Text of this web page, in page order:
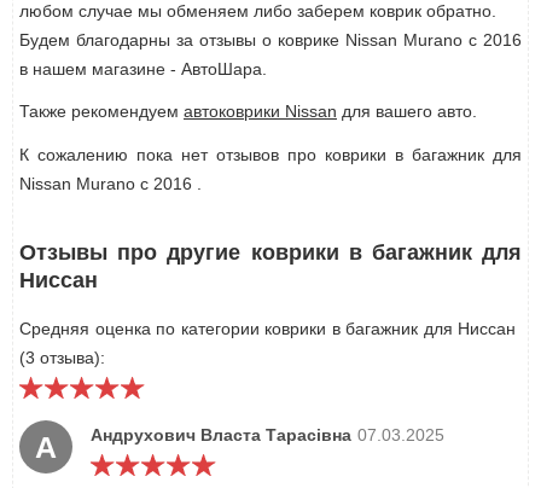
любом случае мы обменяем либо заберем коврик обратно.
Будем благодарны за отзывы о коврике Nissan Murano с 2016
в нашем магазине - АвтоШара.
Также рекомендуем автоковрики Nissan для вашего авто.
К сожалению пока нет отзывов про коврики в багажник для
Nissan Murano с 2016 .
Отзывы про другие коврики в багажник для
Ниссан
Средняя оценка по категории коврики в багажник для Ниссан
(3 отзыва):
А Андрухович Власта Тарасівна 07.03.2025